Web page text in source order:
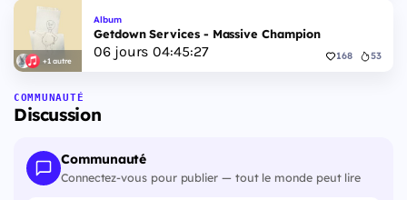
+1 autre
Album
Getdown Services - Massive Champion
06jours 04:45:26 168 53
COMMUNAUTÉ
Discussion
Communauté
Connectez-vous pour publier — tout le monde peut lire